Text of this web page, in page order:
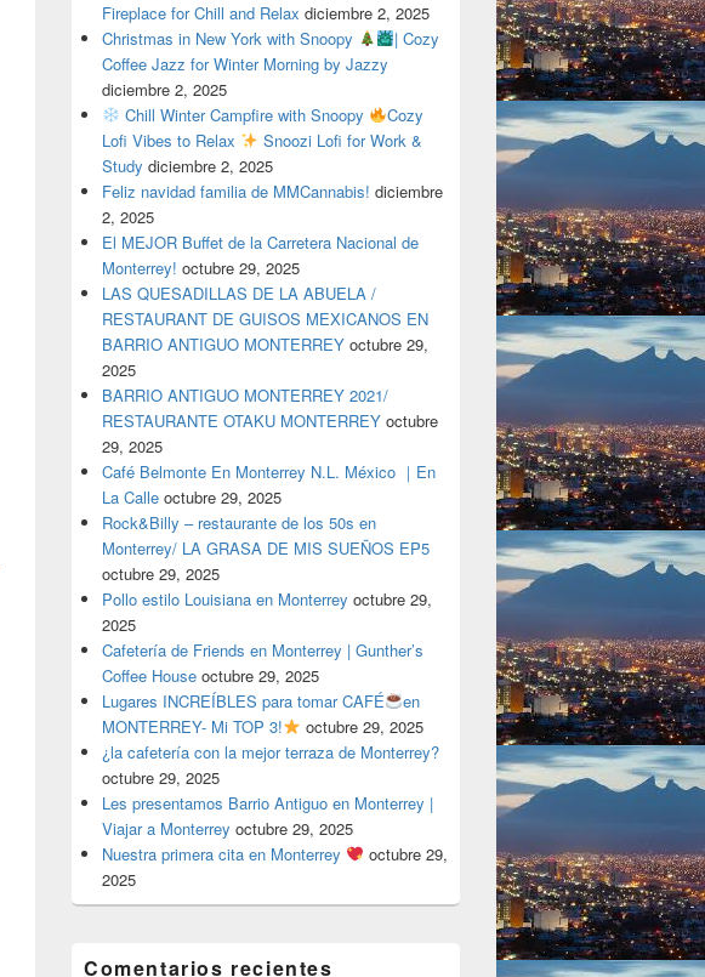
Fireplace for Chill and Relax diciembre 2, 2025
Christmas in New York with Snoopy
| Cozy
Coffee Jazz for Winter Morning by Jazzy
diciembre 2, 2025
Chill Winter Campfire with Snoopy
Cozy
Lofi Vibes to Relax
Snoozi Lofi for Work &
Study diciembre 2, 2025
Feliz navidad familia de MMCannabis! diciembre
2, 2025
El MEJOR Buffet de la Carretera Nacional de
Monterrey! octubre 29, 2025
LAS QUESADILLAS DE LA ABUELA /
RESTAURANT DE GUISOS MEXICANOS EN
BARRIO ANTIGUO MONTERREY octubre 29,
2025
BARRIO ANTIGUO MONTERREY 2021/
RESTAURANTE OTAKU MONTERREY octubre
29, 2025
Café Belmonte En Monterrey N.L. México ｜En
La Calle octubre 29, 2025
Rock&Billy – restaurante de los 50s en
Monterrey/ LA GRASA DE MIS SUEÑOS EP5
octubre 29, 2025
Pollo estilo Louisiana en Monterrey octubre 29,
2025
Cafetería de Friends en Monterrey | Gunther’s
Coffee House octubre 29, 2025
Lugares INCREÍBLES para tomar CAFÉ
en
MONTERREY- Mi TOP 3!
octubre 29, 2025
¿la cafetería con la mejor terraza de Monterrey?
octubre 29, 2025
Les presentamos Barrio Antiguo en Monterrey |
Viajar a Monterrey octubre 29, 2025
Nuestra primera cita en Monterrey
octubre 29,
2025
Comentarios recientes